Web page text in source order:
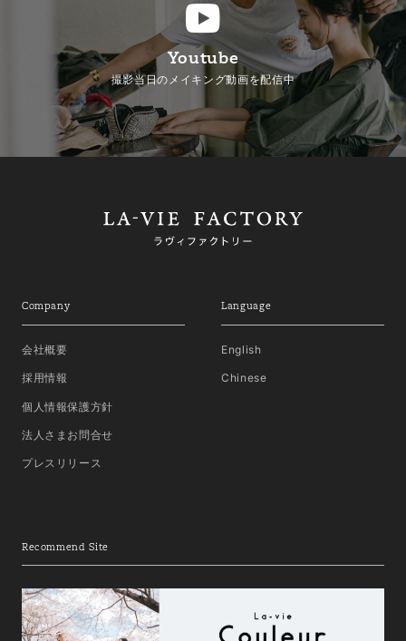
Youtube
撮影当日のメイキング動画を配信中
Company
会社概要
採用情報
個人情報保護方針
法人さまお問合せ
プレスリリース
Language
English
Chinese
Recommend Site